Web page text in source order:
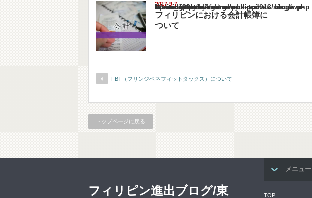
2017-9-7
Warning
: Undefined array key "show_category" in
/home/netst/kuno-cpa.co.jp/public_html/philippines_blog/wp-content/themes/gorgeous_tcd013/single.php
on line183
フィリピンにおける会計帳簿に
ついて
FBT（フリンジベネフィットタックス）について
トップページに戻る
メニュー
TOP
フィリピン進出ブログ/東